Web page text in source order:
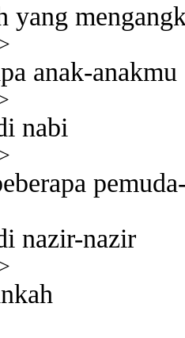
yang
anak-anakmu
nabi
nazir-nazir